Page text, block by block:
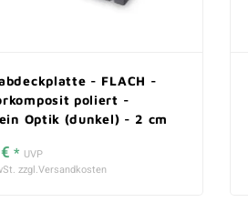
- FLACH -
poliert -
Optik (dunkel) - 2 cm
* UVP
zzgl.Versandkosten